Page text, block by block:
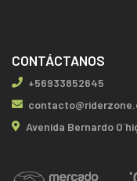
CONTÁCTANOS
+56933852645
Avenida Bernardo